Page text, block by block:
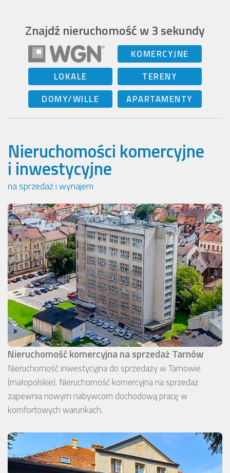
Znajdź nieruchomość w 3 sekundy
KOMERCYJNE
LOKALE
TERENY
DOMY/WILLE
APARTAMENTY
Nieruchomości komercyjne
i inwestycyjne
na sprzedaż i wynajem
Nieruchomość komercyjna na sprzedaż Tarnów
Nieruchomość inwestycyjna do sprzedaży w Tarnowie
(małopolskie). Nieruchomość komercyjna na sprzedaż
zapewnia nowym nabywcom dochodową pracę w
komfortowych warunkach.